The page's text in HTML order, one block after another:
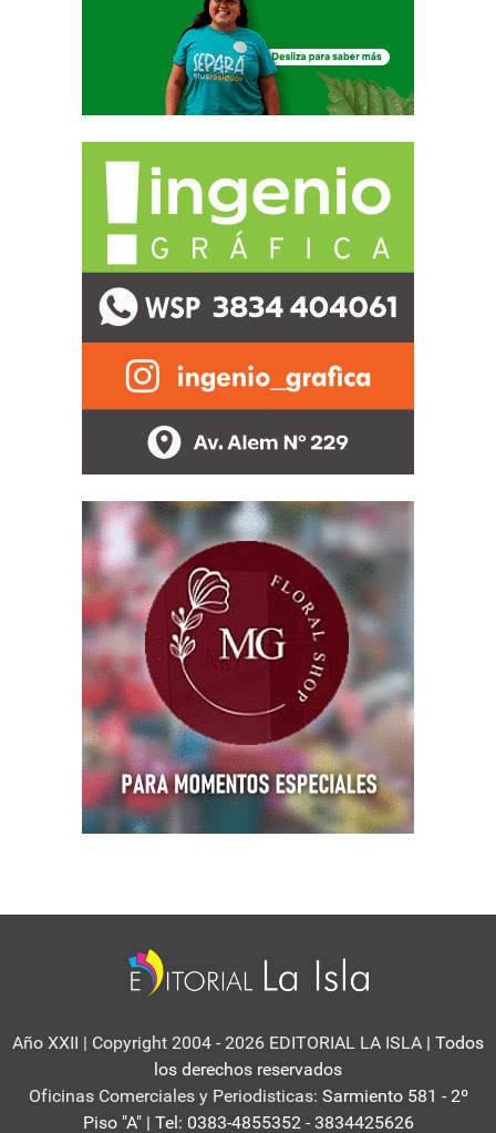
Año XXII | Copyright 2004 - 2026 EDITORIAL LA ISLA | Todos
los derechos reservados
Oficinas Comerciales y Periodisticas: Sarmiento 581 - 2º
Piso "A" | Tel: 0383-4855352 - 3834425626